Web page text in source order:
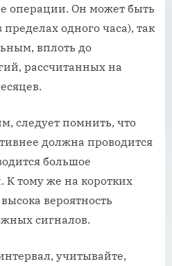
операции. Он может быть
одного часа), так
вплоть до
рассчитанных на
следует помнить, что
должна проводится
большое
К тому же на коротких
вероятность
сигналов.
учитывайте,